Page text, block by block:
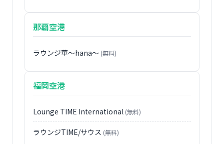
那覇空港
ラウンジ華〜hana〜 (無料)
福岡空港
Lounge TIME International (無料)
ラウンジTIME/サウス (無料)